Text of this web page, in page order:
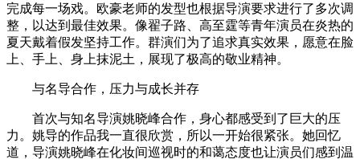
完成每一场戏。欧豪老师的发型也根据导演要求进行了多次调
整，以达到最佳效果。像翟子路、高至霆等青年演员在炎热的
夏天戴着假发坚持工作。群演们为了追求真实效果，愿意在脸
上、手上、身上抹泥土，展现了极高的敬业精神。
与名导合作，压力与成长并存
首次与知名导演姚晓峰合作，身心都感受到了巨大的压
力。姚导的作品我一直很欣赏，所以一开始很紧张。她回忆
道，导演姚晓峰在化妆间巡视时的和蔼态度也让演员们感到温